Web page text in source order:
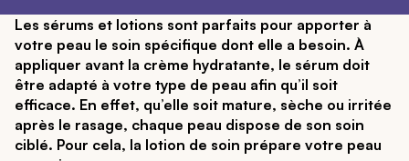
Les sérums et lotions sont parfaits pour apporter à
votre peau le soin spécifique dont elle a besoin. À
appliquer avant la crème hydratante, le sérum doit
être adapté à votre type de peau afin qu’il soit
efficace. En effet, qu’elle soit mature, sèche ou irritée
après le rasage, chaque peau dispose de son soin
ciblé. Pour cela, la lotion de soin prépare votre peau